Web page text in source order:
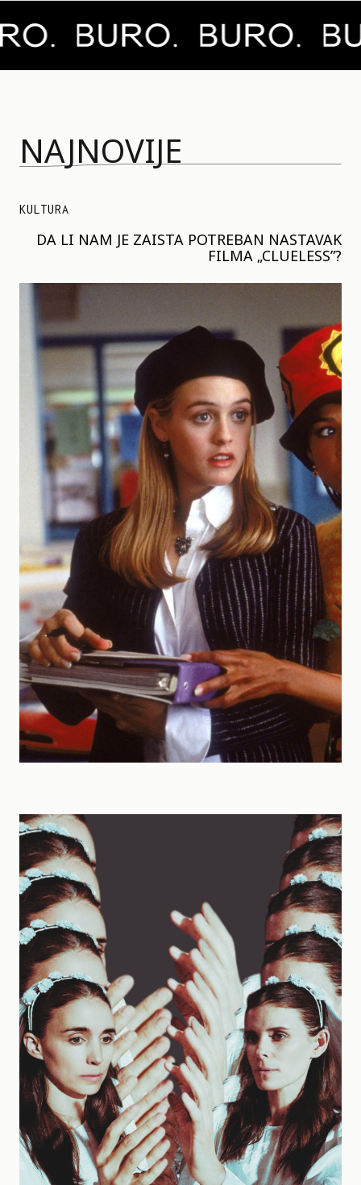
NAJNOVIJE
KULTURA
DA LI NAM JE ZAISTA POTREBAN NASTAVAK
FILMA „CLUELESS”?